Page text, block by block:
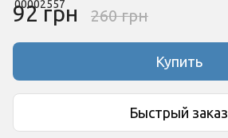
92 грн 260 грн
Купить
Быстрый заказ